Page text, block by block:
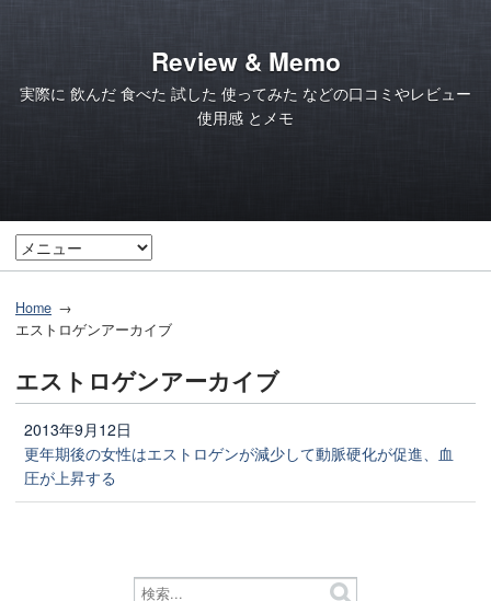
Review & Memo
実際に 飲んだ 食べた 試した 使ってみた などの口コミやレビュー
使用感 とメモ
Home
エストロゲンアーカイブ
エストロゲンアーカイブ
2013年9月12日
更年期後の女性はエストロゲンが減少して動脈硬化が促進、血
圧が上昇する